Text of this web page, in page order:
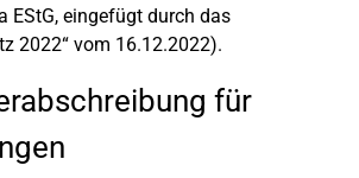
EStG, eingefügt durch das
2022“ vom 16.12.2022).
für